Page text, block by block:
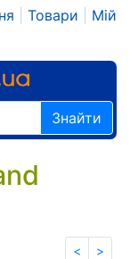
Товари
Мій
Знайти
< >